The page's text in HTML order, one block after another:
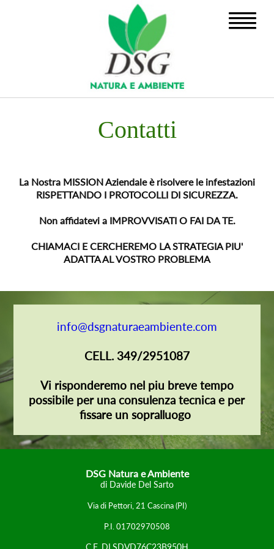
Contatti
La Nostra MISSION Aziendale è risolvere le infestazioni
RISPETTANDO I PROTOCOLLI DI SICUREZZA.
Non affidatevi a IMPROVVISATI O FAI DA TE.
CHIAMACI E CERCHEREMO LA STRATEGIA PIU'
ADATTA AL VOSTRO PROBLEMA
info@dsgnaturaeambiente.com
CELL. 349/2951087
Vi risponderemo nel piu breve tempo
possibile per una consulenza tecnica e per
fissare un sopralluogo
DSG Natura e Ambiente
di Davide Del Sarto
Via di Pettori, 21 Cascina (PI)
P.I. 01702970508
C.F. DLSDVD76C23B950H